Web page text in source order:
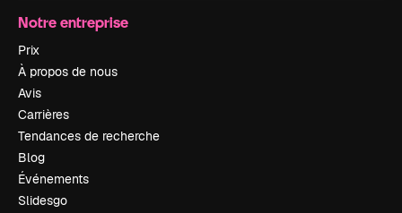
Notre entreprise
Prix
À propos de nous
Avis
Carrières
Tendances de recherche
Blog
Événements
Slidesgo